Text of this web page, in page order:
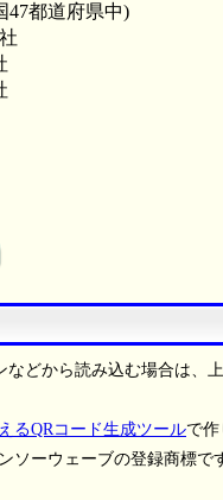
47都道府県中)
などから読み込む場合は、
るQRコード生成ツールで作
ソーウェーブの登録商標で